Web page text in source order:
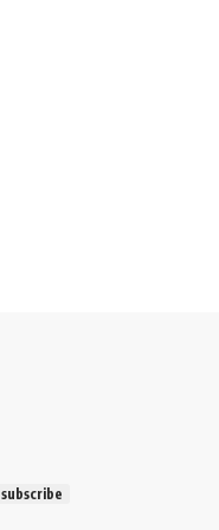
subscribe